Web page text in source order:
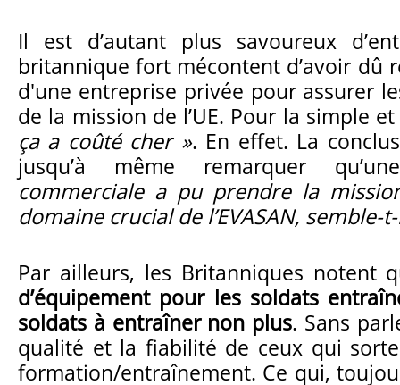
Il est d’autant plus savoureux
britannique fort mécontent d’avoir dû
d'une entreprise privée pour assurer
de la mission de l’UE. Pour la simple
ça a coûté cher ». En effet. La
jusqu’à même remarquer
commerciale a pu prendre la
domaine crucial de l’EVASAN, semble-
Par ailleurs, les Britanniques notent
d’équipement pour les soldats
soldats à entraîner non plus. Sans
qualité et la fiabilité de ceux qui
formation/entraînement. Ce qui,